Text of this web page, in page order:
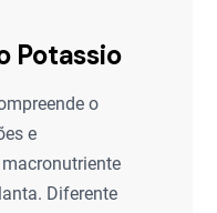
Potassio
o
e
Diferente